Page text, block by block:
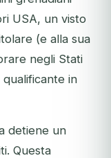
USA, un visto
(e alla sua
negli Stati
in
detiene un
Questa